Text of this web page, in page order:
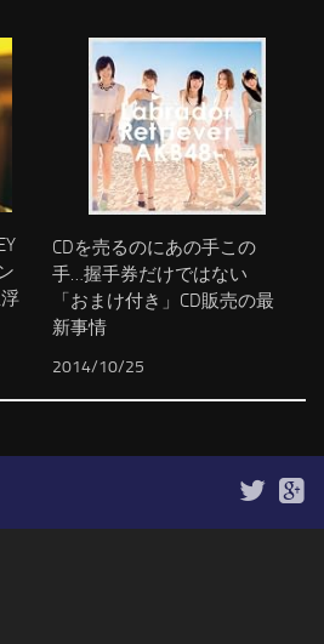
CDを売るのにあの手この
手…握手券だけではない
「おまけ付き」CD販売の最
新事情
2014/10/25